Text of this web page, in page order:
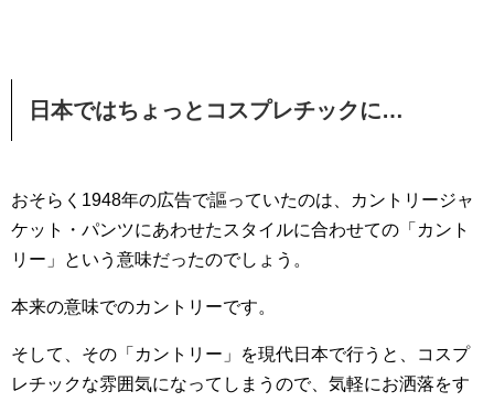
日本ではちょっとコスプレチックに…
おそらく1948年の広告で謳っていたのは、カントリージャ
ケット・パンツにあわせたスタイルに合わせての「カント
リー」という意味だったのでしょう。
本来の意味でのカントリーです。
そして、その「カントリー」を現代日本で行うと、コスプ
レチックな雰囲気になってしまうので、気軽にお洒落をす